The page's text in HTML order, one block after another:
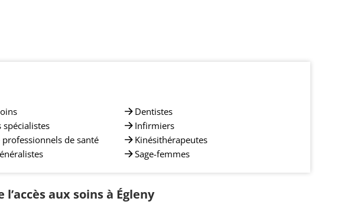
spécialistes
de santé
Dentistes
Infirmiers
Kinésithérapeutes
Sage-femmes
l’accès aux soins à Égleny